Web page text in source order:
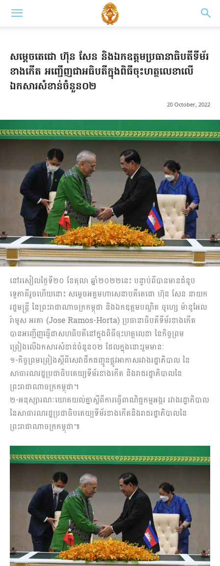
សម្ដេចតេជោ ហ៊ុន សែន និងឯកឧត្តមប្រធានាធិបតីទីម័រ
ខាងកើត អញ្ជើញជាអធិបតីក្នុងពិធីចុះហត្ថលេខាលើ
ឯកសារសំខាន់ចំនួន០២
20 October, 2022
នៅរសៀលថ្ងៃទី២០ ខែតុលា ឆ្នាំ២០២២នេះ បន្ទាប់ពីបានមានជំនួប
ទ្វេភាគីរួចហើយនោះ សម្ដេចអគ្គមហាសេនាបតីតេជោ ហ៊ុន សែន នាយក
រដ្ឋមន្ត្រី នៃព្រះរាជាណាចក្រកម្ពុជា និងឯកឧត្តមបណ្ឌិត ចូហ្សេ ម៉ានូអែល
រ៉ាមូស អរតា (Jose Ramos-Horta) ប្រធានាធិបតីទីម័រខាងកើត
បានអញ្ជើញធ្វើជាសហធិបតីនៅក្នុងពិធីចុះហត្ថលេខា នៃកិច្ចព្រម
ព្រៀងលើឯកសារសំខាន់ចំនួន០២ ដែលក្នុងនោះរួមមាន:
១-កិច្ចព្រមព្រៀងស្ដីពីសេវាដឹកជញ្ជូនផ្លូវអាកាសរវាងរដ្ឋាភិបាល នៃ
សាធារណរដ្ឋប្រជាធិបតេយ្យទីម័រខាងកើត និងរាជរដ្ឋាភិបាលនៃ
ព្រះរាជាណាចក្រកម្ពុជា។
២-អនុស្សារណៈយោគយល់គ្នាស្ដីពីការធ្វើពាណិជ្ជកម្មអង្ករ រវាងរដ្ឋាភិបាល
នៃសាធារណរដ្ឋប្រជាធិបតេយ្យទីម័រខាងកើតនិងរាជរដ្ឋាភិបាលនៃ
ព្រះរាជាណាចក្រកម្ពុជា៕